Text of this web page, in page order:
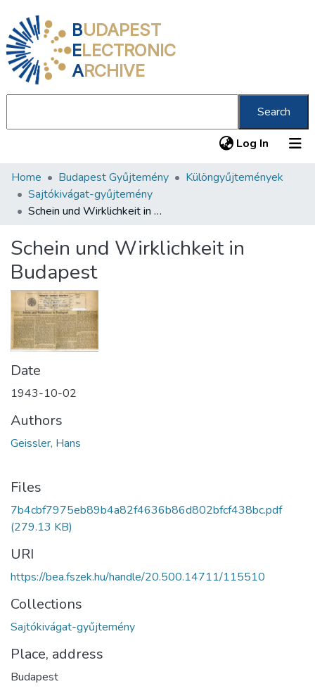
BUDAPEST
ELECTRONIC
ARCHIVE
Search
Log In (current)
Communities & Collections
All of DSpace
About us
Home Budapest Gyűjtemény
Különgyűjtemények
Sajtókivágat-gyűjtemény
Schein und Wirklichkeit in Budapest
Schein und Wirklichkeit in
Budapest
Date
1943-10-02
Authors
Geissler, Hans
Files
7b4cbf7975eb89b4a82f4636b86d802bfcf438bc.pdf
(279.13 KB)
URI
https://bea.fszek.hu/handle/20.500.14711/115510
Collections
Sajtókivágat-gyűjtemény
Place, address
Budapest